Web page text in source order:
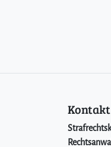
Kontakt